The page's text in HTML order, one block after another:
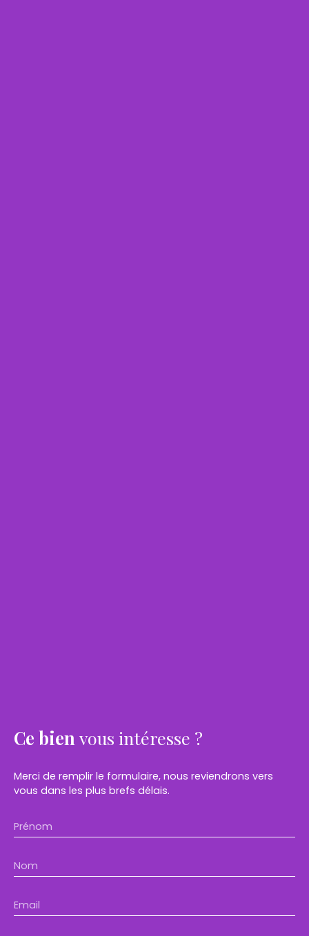
Ce bien vous intéresse ?
Merci de remplir le formulaire, nous reviendrons vers
vous dans les plus brefs délais.
Prénom
Nom
Email